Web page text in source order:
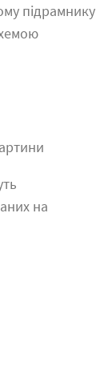
підрамнику
на